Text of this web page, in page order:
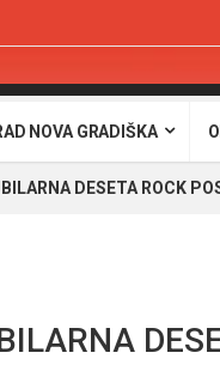
NOVA GRADIŠKA
DESETA ROCK